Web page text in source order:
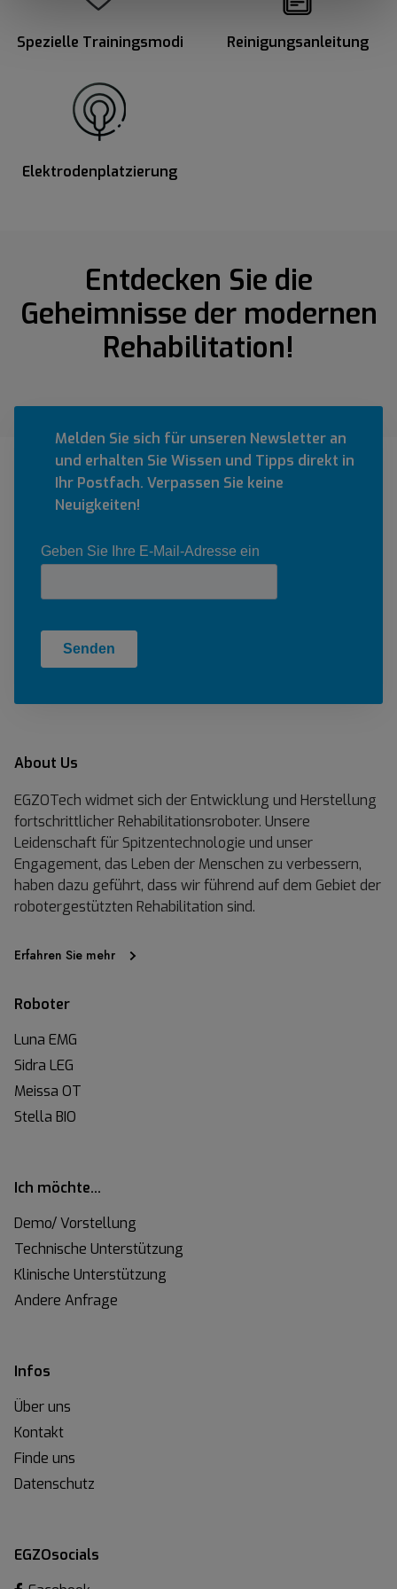
Spezielle Trainingsmodi Reinigungsanleitung
Elektrodenplatzierung
Entdecken Sie die
Geheimnisse der modernen
Rehabilitation!
Melden Sie sich für unseren Newsletter an
und erhalten Sie Wissen und Tipps direkt in
Ihr Postfach. Verpassen Sie keine
Neuigkeiten!
About Us
EGZOTech widmet sich der Entwicklung und Herstellung
fortschrittlicher Rehabilitationsroboter. Unsere
Leidenschaft für Spitzentechnologie und unser
Engagement, das Leben der Menschen zu verbessern,
haben dazu geführt, dass wir führend auf dem Gebiet der
robotergestützten Rehabilitation sind.
Erfahren Sie mehr
Roboter
Luna EMG
Sidra LEG
Meissa OT
Stella BIO
Ich möchte…
Demo/ Vorstellung
Technische Unterstützung
Klinische Unterstützung
Andere Anfrage
Infos
Über uns
Kontakt
Finde uns
Datenschutz
EGZOsocials